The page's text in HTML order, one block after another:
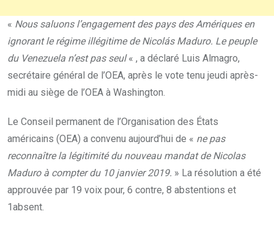
« Nous saluons l’engagement des pays des Amériques en
ignorant le régime illégitime de Nicolás Maduro. Le peuple
du Venezuela n’est pas seul« , a déclaré Luis Almagro,
secrétaire général de l’OEA, après le vote tenu jeudi après-
midi au siège de l’OEA à Washington.
Le Conseil permanent de l’Organisation des États
américains (OEA) a convenu aujourd’hui de « ne pas
reconnaître la légitimité du nouveau mandat de Nicolas
Maduro à compter du 10 janvier 2019. » La résolution a été
approuvée par 19 voix pour, 6 contre, 8 abstentions et
1absent.